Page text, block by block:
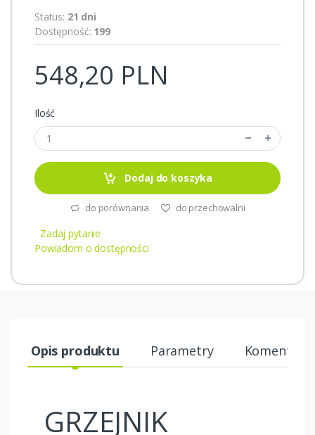
Status: 21 dni
Dostępność: 199
548,20 PLN
Ilość
Dodaj do koszyka
do porównania do przechowalni
Zadaj pytanie
Powiadom o dostępności
Opis produktu Parametry
GRZEJNIK